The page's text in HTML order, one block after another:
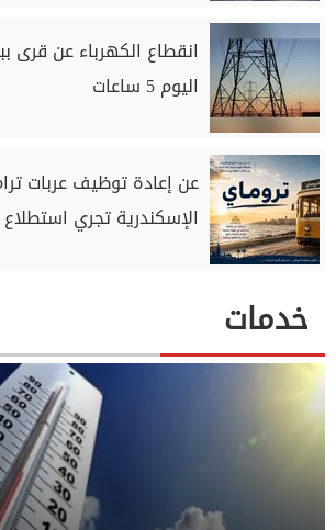
انقطاع الكهرباء عن قرى
اليوم 5 ساعات
عن إعادة توظيف عربات
الإسكندرية تجري
خدمات